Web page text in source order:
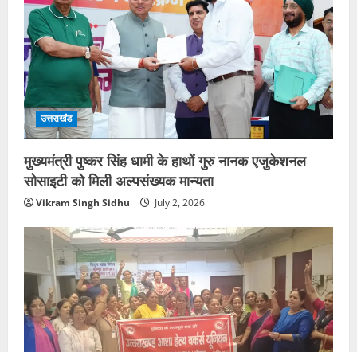
उत्तराखंड
मुख्यमंत्री पुष्कर सिंह धामी के हाथों गुरु नानक एजुकेशनल
सोसाइटी को मिली अल्पसंख्यक मान्यता
Vikram Singh Sidhu July 2, 2026